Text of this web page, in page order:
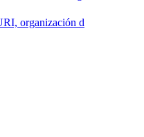
organización d